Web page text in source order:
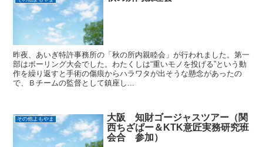
昨夜、あいぎ特許事務所の「秋の所内親睦会」が行われました。第一
部はボーリング大会でした。わたくしは“重いモノを投げる”という動
作を繰り返すと手術の傷痕からハラワタが出そうな懸念があったの
で、Ｂチームの監督として鎮座し...
その他よもやま
大阪 知財ゴージャスツアー（関
西ちざぱー＆KTK意匠実務研究班
会合 参加）